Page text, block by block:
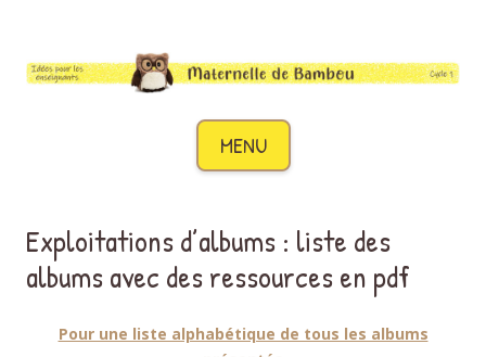
MENU
Aller au contenu
Exploitations d’albums : liste des
albums avec des ressources en pdf
Pour une liste alphabétique de tous les albums